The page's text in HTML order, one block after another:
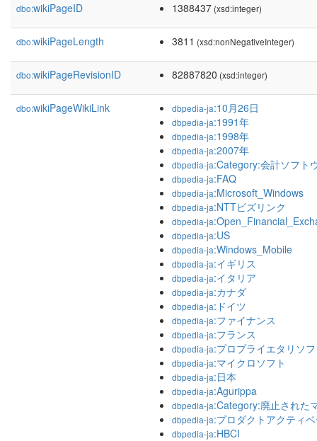
dbo:wikiPageID 1388437 (xsd:integer)
dbo:wikiPageLength 3811 (xsd:nonNegativeInteger)
dbo:wikiPageRevisionID 82887820 (xsd:integer)
dbo:wikiPageWikiLink dbpedia-ja:10月26日
dbpedia-ja:1991年
dbpedia-ja:1998年
dbpedia-ja:2007年
dbpedia-ja:Category:会計ソフト
dbpedia-ja:FAQ
dbpedia-ja:Microsoft_Windows
dbpedia-ja:NTTビズリンク
dbpedia-ja
dbpedia-ja:US
dbpedia-ja:Windows_Mobile
dbpedia-ja:イギリス
dbpedia-ja:イタリア
dbpedia-ja:カナダ
dbpedia-ja:ドイツ
dbpedia-ja:ファイナンス
dbpedia-ja:フランス
dbpedia-ja:プロプライエタリソ
dbpedia-ja:マイクロソフト
dbpedia-ja:日本
dbpedia-ja:Agurippa
dbpedia-ja:Category:廃止された
dbpedia-ja:プロダクトアクティ
dbpedia-ja:HBCI